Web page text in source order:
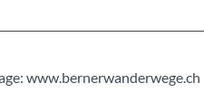
www.bernerwanderwege.ch